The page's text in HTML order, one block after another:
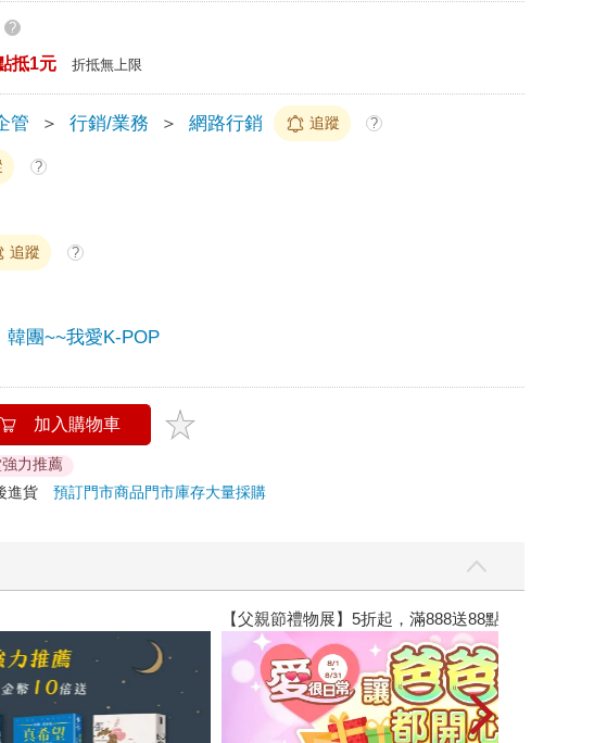
?
抵1元 折抵無上限
管 ＞ 行銷/業務 ＞ 網路行銷 追蹤 ?
?
追蹤 ?
韓團~~我愛K-POP
加入購物車
力推薦
進貨預訂門市商品門市庫存大量採購
【父親節禮物展】5折起，滿888送88點金幣